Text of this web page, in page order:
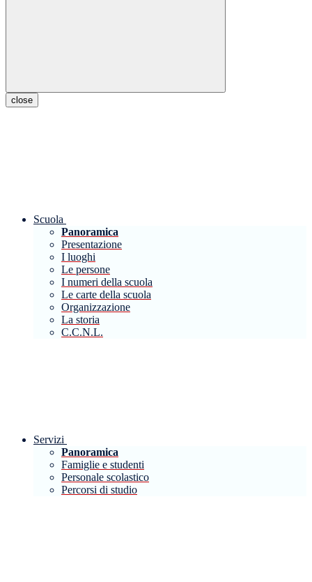
close
Scuola
Panoramica
Presentazione
I luoghi
Le persone
I numeri della scuola
Le carte della scuola
Organizzazione
La storia
C.C.N.L.
Servizi
Panoramica
Famiglie e studenti
Personale scolastico
Percorsi di studio